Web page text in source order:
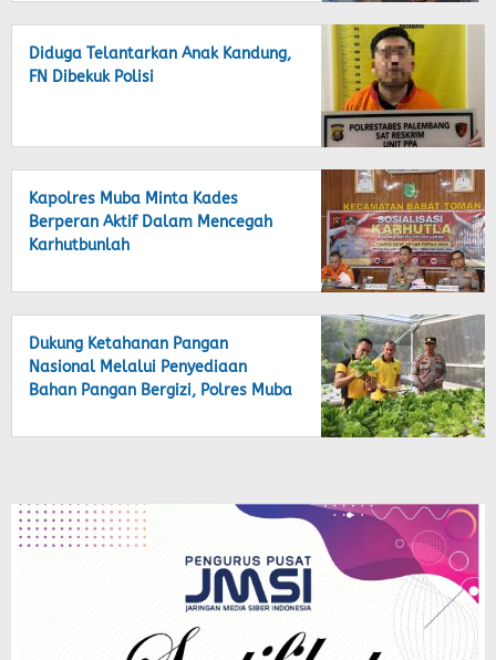
Diduga Telantarkan Anak Kandung,
FN Dibekuk Polisi
Kapolres Muba Minta Kades
Berperan Aktif Dalam Mencegah
Karhutbunlah
Dukung Ketahanan Pangan
Nasional Melalui Penyediaan
Bahan Pangan Bergizi, Polres Muba
Pertanian dan Perikanan Terpadu